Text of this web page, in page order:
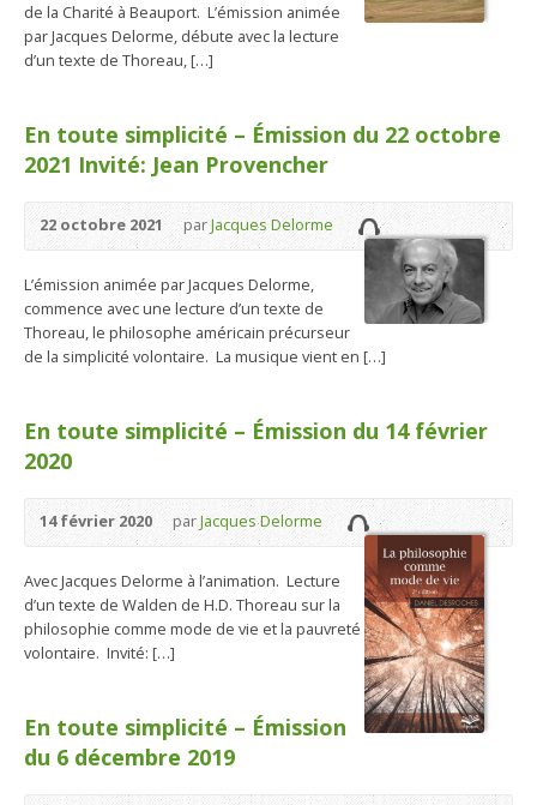
de la Charité à Beauport. L’émission animée
par Jacques Delorme, débute avec la lecture
d’un texte de Thoreau, […]
En toute simplicité – Émission du 22 octobre
2021 Invité: Jean Provencher
22 octobre 2021 parJacques Delorme
L’émission animée par Jacques Delorme,
commence avec une lecture d’un texte de
Thoreau, le philosophe américain précurseur
de la simplicité volontaire. La musique vient en […]
En toute simplicité – Émission du 14 février
2020
14 février 2020 parJacques Delorme
Avec Jacques Delorme à l’animation. Lecture
d’un texte de Walden de H.D. Thoreau sur la
philosophie comme mode de vie et la pauvreté
volontaire. Invité: […]
En toute simplicité – Émission
du 6 décembre 2019